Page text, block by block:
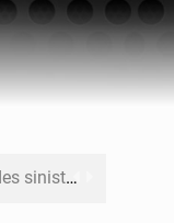
sinistres